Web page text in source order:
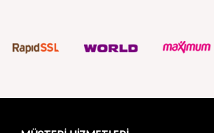
MÜŞTERİ HİZMETLERİ